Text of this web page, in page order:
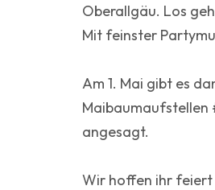
Oberallgäu. Los
Mit feinster
Am 1. Mai gibt es
Maibaumaufstellen
angesagt.
Wir hoffen ihr feiert